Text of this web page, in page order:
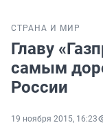
СТРАНА И МИР
Главу
самым
России
19 ноября 2015, 16:23